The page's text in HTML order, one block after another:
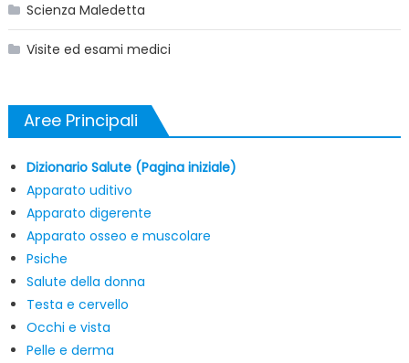
Scienza Maledetta
Visite ed esami medici
Aree Principali
Dizionario Salute (Pagina iniziale)
Apparato uditivo
Apparato digerente
Apparato osseo e muscolare
Psiche
Salute della donna
Testa e cervello
Occhi e vista
Pelle e derma